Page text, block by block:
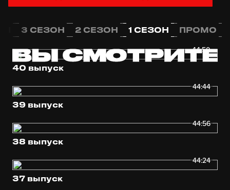
3 СЕЗОН 2 СЕЗОН 1 СЕЗОН ПРОМО
44:50
40 выпуск
44:44
39 выпуск
44:56
38 выпуск
44:24
37 выпуск